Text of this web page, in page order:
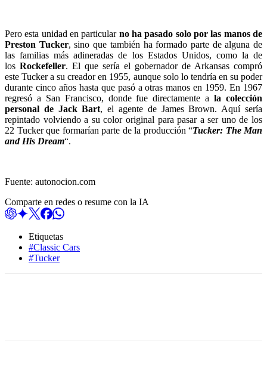
Pero esta unidad en particular no ha pasado solo por las manos de
Preston Tucker, sino que también ha formado parte de alguna de
las familias más adineradas de los Estados Unidos, como la de
los Rockefeller. El que sería el gobernador de Arkansas compró
este Tucker a su creador en 1955, aunque solo lo tendría en su poder
durante cinco años hasta que pasó a otras manos en 1959. En 1967
regresó a San Francisco, donde fue directamente ala colección
personal de Jack Bart, el agente de James Brown. Aquí sería
repintado volviendo a su color original para pasar a ser uno de los
22 Tucker que formarían parte de la producción “Tucker: The Man
and His Dream“.
Fuente: autonocion.com
Comparte en redes o resume con la IA
Etiquetas
#Classic Cars
#Tucker